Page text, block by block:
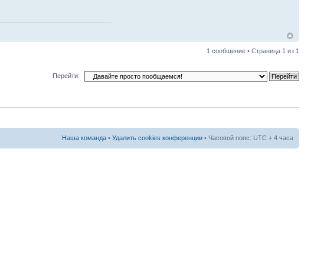
1 сообщение • Страница 1 из 1
Перейти:
Наша команда • Удалить cookies конференции • Часовой пояс: UTC + 4 часа